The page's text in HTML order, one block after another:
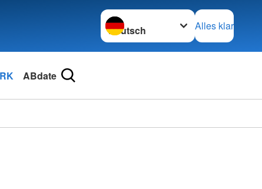
Sprache wechseln zu
Alles klar
ABdate